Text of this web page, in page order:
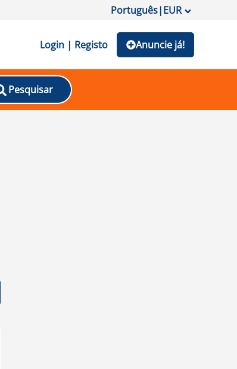
Português|EUR
Login | Registo Anuncie já!
Pesquisar